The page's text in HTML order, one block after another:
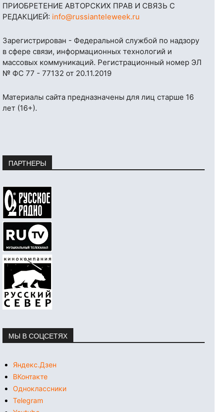
ПРИОБРЕТЕНИЕ АВТОРСКИХ ПРАВ И СВЯЗЬ С
РЕДАКЦИЕЙ: info@russianteleweek.ru
Зарегистрирован - Федеральной службой по надзору
в сфере связи, информационных технологий и
массовых коммуникаций. Регистрационный номер ЭЛ
№ ФС 77 - 77132 от 20.11.2019
Материалы сайта предназначены для лиц старше 16
лет (16+).
ПАРТНЕРЫ
МЫ В СОЦСЕТЯХ
Яндекс.Дзен
ВКонтакте
Одноклассники
Telegram